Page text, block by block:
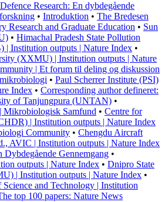
Defence Research: En dybdegående
• Introduktion • The Bredesen
Research and Graduate Education • Sun
• Himachal Pradesh State Pollution
| Institution outputs | Nature Index •
(XXMU) | Institution outputs | Nature
| Et forum til deling og diskussion
• Paul Scherrer Institute (PSI)
Index • Corresponding author defineret:
of Tanjungpura (UNTAN) •
Mikrobiologisk Samfund • Centre for
| Institution outputs | Nature Index
Community • Chengdu Aircraft
AVIC | Institution outputs | Nature Index
Gennemgang •
outputs | Nature Index • Dnipro State
| Institution outputs | Nature Index •
and Technology | Institution
top 100 papers: Nature News